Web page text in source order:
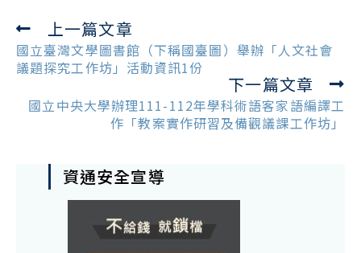
Read
more
articles
上一篇文章
國立臺灣文學圖書館（下稱國臺圖）舉辦「人文社會
議題探究工作坊」活動資訊1份
下一篇文章
國立中央大學辦理111-112年學科術語客家語編譯工
作「教案實作研習及備觀議課工作坊」
資通安全宣導